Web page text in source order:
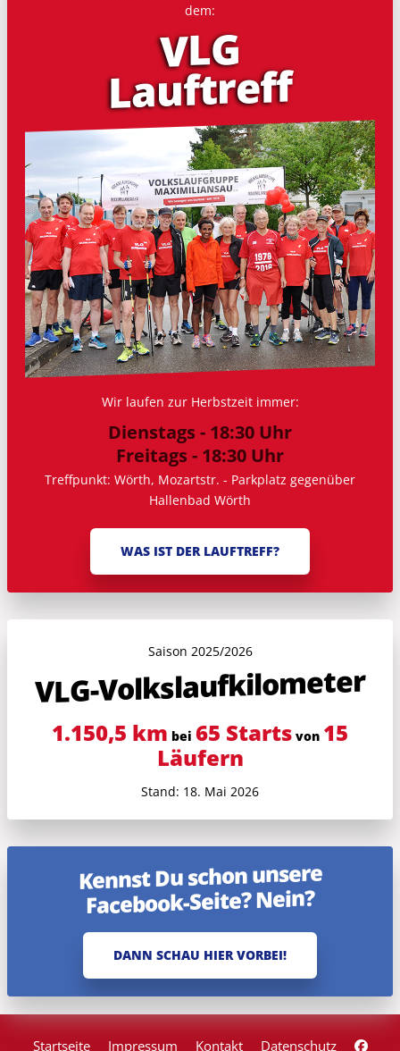
dem:
VLG
Lauf­treff
Wir laufen zur Herbstzeit immer:
Dienstags - 18:30 Uhr
Freitags - 18:30 Uhr
Treffpunkt: Wörth, Mozartstr. - Parkplatz gegenüber
Hallenbad Wörth
WAS IST DER LAUFTREFF?
Saison 2025/2026
VLG-Volkslauf­kilometer
1.150,5 km bei 65 Starts von 15
Läufern
Stand: 18. Mai 2026
Kennst Du schon unsere
Facebook-Seite? Nein?
DANN SCHAU HIER VORBEI!
Startseite Impressum Kontakt Datenschutz